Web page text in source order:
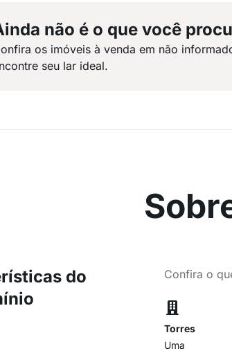
não é o que você
os imóveis à venda em não
seu lar ideal.
do
Confira o
Torres
Uma